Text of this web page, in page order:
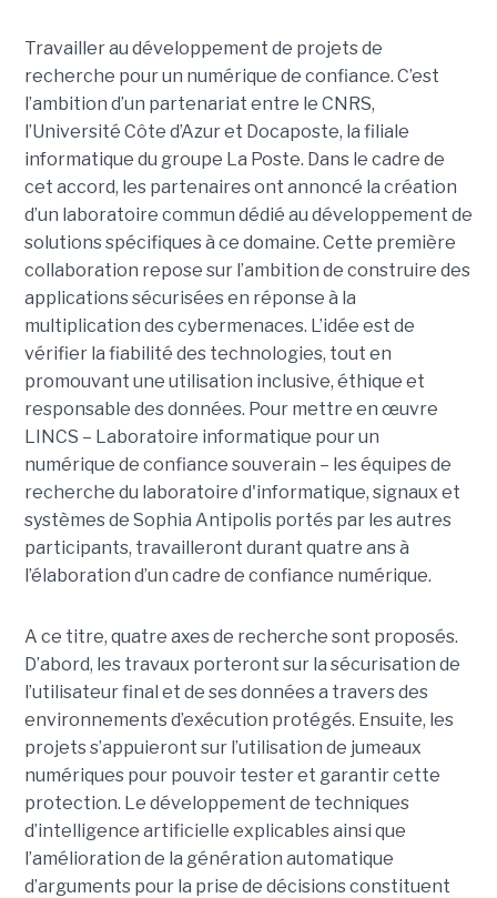
Travailler au développement de projets de
recherche pour un numérique de confiance. C’est
l’ambition d’un partenariat entre le CNRS,
l’Université Côte d’Azur et Docaposte, la filiale
informatique du groupe La Poste. Dans le cadre de
cet accord, les partenaires ont annoncé la création
d’un laboratoire commun dédié au développement de
solutions spécifiques à ce domaine. Cette première
collaboration repose sur l’ambition de construire des
applications sécurisées en réponse à la
multiplication des cybermenaces. L’idée est de
vérifier la fiabilité des technologies, tout en
promouvant une utilisation inclusive, éthique et
responsable des données. Pour mettre en œuvre
LINCS – Laboratoire informatique pour un
numérique de confiance souverain – les équipes de
recherche du laboratoire d'informatique, signaux et
systèmes de Sophia Antipolis portés par les autres
participants, travailleront durant quatre ans à
l’élaboration d’un cadre de confiance numérique.
A ce titre, quatre axes de recherche sont proposés.
D’abord, les travaux porteront sur la sécurisation de
l’utilisateur final et de ses données a travers des
environnements d’exécution protégés. Ensuite, les
projets s’appuieront sur l’utilisation de jumeaux
numériques pour pouvoir tester et garantir cette
protection. Le développement de techniques
d’intelligence artificielle explicables ainsi que
l’amélioration de la génération automatique
d’arguments pour la prise de décisions constituent